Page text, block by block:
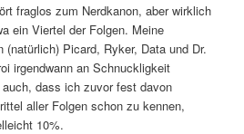
fraglos zum Nerdkanon, aber wirklich
ein Viertel der Folgen. Meine
(natürlich) Picard, Ryker, Data und Dr.
irgendwann an Schnuckligkeit
dass ich zuvor fest davon
aller Folgen schon zu kennen,
10%.